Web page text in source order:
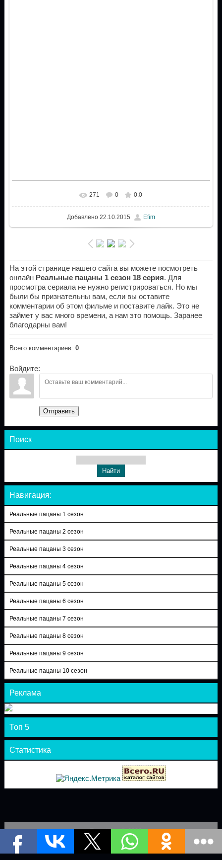
271 0 0.0
Добавлено22.10.2015 Efim
На этой странице нашего сайта вы можете посмотреть
онлайн Реальные пацаны 1 сезон 18 серия. Для
просмотра сериала не нужно регистрироваться. Но мы
были бы признательны вам, если вы оставите
комментарии об этом фильме и поставите лайк. Это не
займет у вас много времени, а нам это помощь. Заранее
благодарны вам!
Всего комментариев: 0
Войдите:
Отправить
Поиск
Навигация:
Реальные пацаны 1 сезон
Реальные пацаны 2 сезон
Реальные пацаны 3 сезон
Реальные пацаны 4 сезон
Реальные пацаны 5 сезон
Реальные пацаны 6 сезон
Реальные пацаны 7 сезон
Реальные пацаны 8 сезон
Реальные пацаны 9 сезон
Реальные пацаны 10 сезон
Реклама
Топ 5
Статистика
Теле-Шоу © 2026